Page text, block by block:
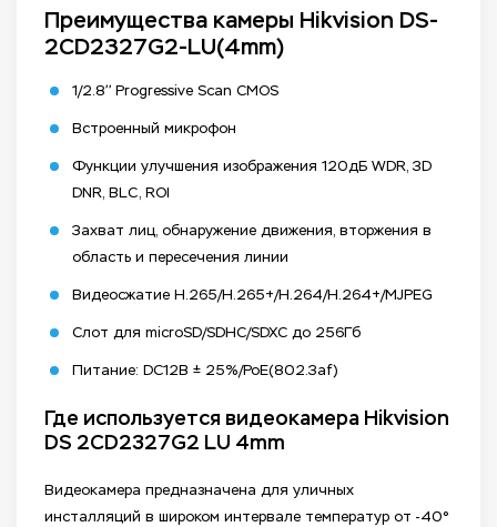
Преимущества камеры Hikvision DS-
2CD2327G2-LU(4mm)
1/2.8’’ Progressive Scan CMOS
Встроенный микрофон
Функции улучшения изображения 120дБ WDR, 3D
DNR, BLC, ROI
Захват лиц, обнаружение движения, вторжения в
область и пересечения линии
Видеосжатие H.265/H.265+/H.264/H.264+/MJPEG
Слот для microSD/SDHC/SDXC до 256Гб
Питание: DC12В ± 25%/PoE(802.3af)
Где используется видеокамера Hikvision
DS 2CD2327G2 LU 4mm
Видеокамера предназначена для уличных
инсталляций в широком интервале температур от -40°